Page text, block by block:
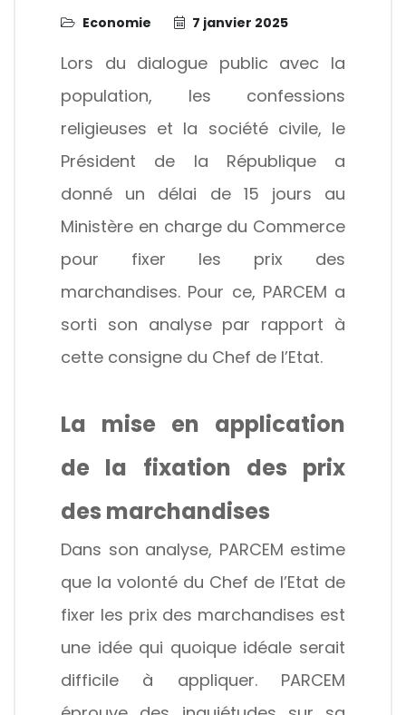
Economie 7 janvier 2025
Lors du dialogue public avec la
population, les confessions
religieuses et la société civile, le
Président de la République a
donné un délai de 15 jours au
Ministère en charge du Commerce
pour fixer les prix des
marchandises. Pour ce, PARCEM a
sorti son analyse par rapport à
cette consigne du Chef de l’Etat.
La mise en application
de la fixation des prix
des marchandises
Dans son analyse, PARCEM estime
que la volonté du Chef de l’Etat de
fixer les prix des marchandises est
une idée qui quoique idéale serait
difficile à appliquer. PARCEM